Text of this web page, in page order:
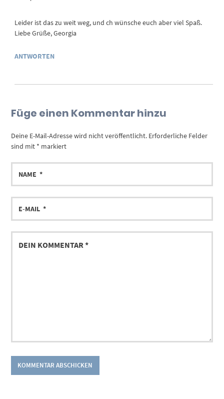
Leider ist das zu weit weg, und ch wünsche euch aber viel Spaß.
Liebe Grüße, Georgia
ANTWORTEN
Füge einen Kommentar hinzu
Deine E-Mail-Adresse wird nicht veröffentlicht. Erforderliche Felder
sind mit * markiert
NAME
E-
MAIL
DEIN
KOMMENTAR